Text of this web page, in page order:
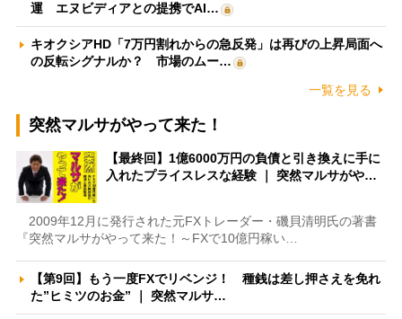
運 エヌビディアとの提携でAI…
キオクシアHD「7万円割れからの急反発」は再びの上昇局面へ
の反転シグナルか？ 市場のムー…
一覧を見る
突然マルサがやって来た！
【最終回】1億6000万円の負債と引き換えに手に
入れたプライスレスな経験 ｜ 突然マルサがや…
2009年12月に発行された元FXトレーダー・磯貝清明氏の著書
『突然マルサがやって来た！～FXで10億円稼い…
【第9回】もう一度FXでリベンジ！ 種銭は差し押さえを免れ
た”ヒミツのお金” ｜ 突然マルサ…